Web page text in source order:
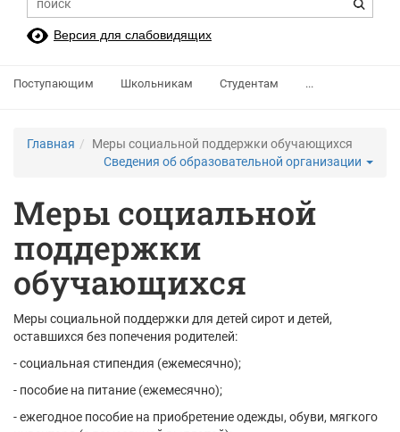
Версия для слабовидящих
Поступающим Школьникам Студентам ...
Главная
Меры социальной поддержки обучающихся
Сведения об образовательной организации
Меры социальной
поддержки
обучающихся
Меры социальной поддержки для детей сирот и детей,
оставшихся без попечения родителей:
- социальная стипендия (ежемесячно);
- пособие на питание (ежемесячно);
- ежегодное пособие на приобретение одежды, обуви, мягкого